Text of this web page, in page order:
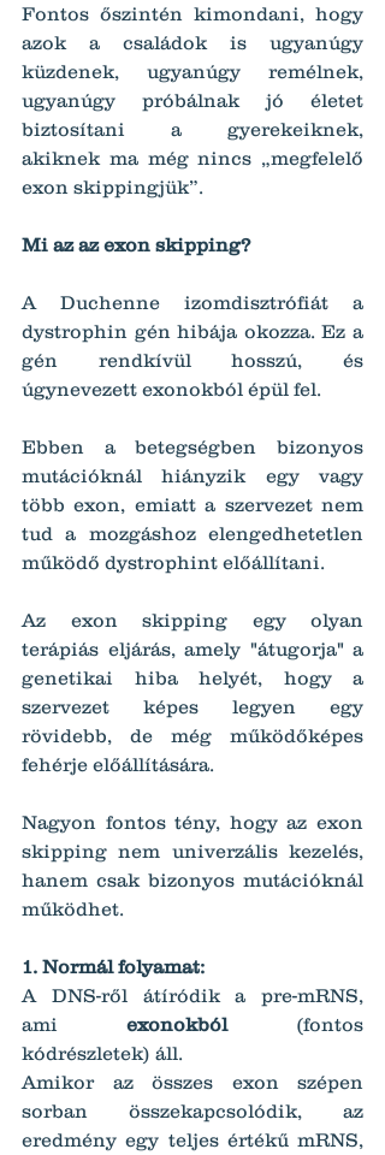
Fontos őszintén kimondani, hogy
azok a családok is ugyanúgy
küzdenek, ugyanúgy remélnek,
ugyanúgy próbálnak jó életet
biztosítani a gyerekeiknek,
akiknek ma még nincs „megfelelő
exon skippingjük”.
Mi az az exon skipping?
A Duchenne izomdisztrófiát a
dystrophin gén hibája okozza. Ez a
gén rendkívül hosszú, és
úgynevezett exonokból épül fel.
Ebben a betegségben bizonyos
mutációknál hiányzik egy vagy
több exon, emiatt a szervezet nem
tud a mozgáshoz elengedhetetlen
működő dystrophint előállítani.
Az exon skipping egy olyan
terápiás eljárás, amely "átugorja" a
genetikai hiba helyét, hogy a
szervezet képes legyen egy
rövidebb, de még működőképes
fehérje előállítására.
Nagyon fontos tény, hogy az exon
skipping nem univerzális kezelés,
hanem csak bizonyos mutációknál
működhet.
1. Normál folyamat:
A DNS-ről átíródik a pre-mRNS,
ami exonokból (fontos
kódrészletek) áll.
Amikor az összes exon szépen
sorban összekapcsolódik, az
eredmény egy teljes értékű mRNS,